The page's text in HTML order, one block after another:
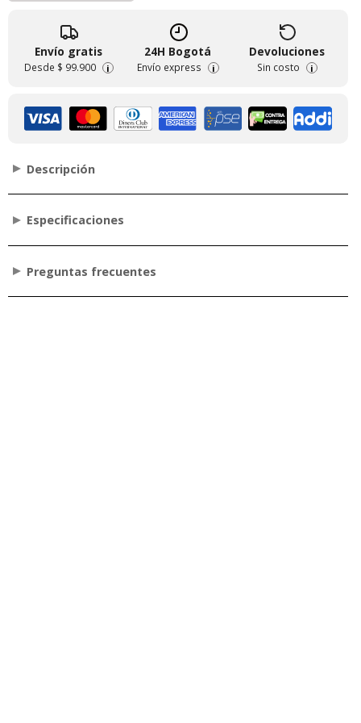
Envío gratis
Desde $ 99.900 i
24H Bogotá
Envío express i
Devoluciones
Sin costo i
Descripción
Especificaciones
Preguntas frecuentes